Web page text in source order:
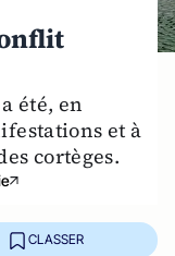
été, en
et à
cortèges.
CLASSER